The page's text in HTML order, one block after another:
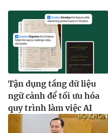
Tận dụng tầng dữ liệu
ngữ cảnh để tối ưu hóa
quy trình làm việc AI